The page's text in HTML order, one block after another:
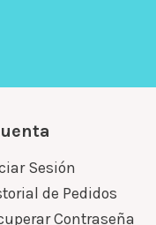
Sesión
de Pedidos
Contraseña